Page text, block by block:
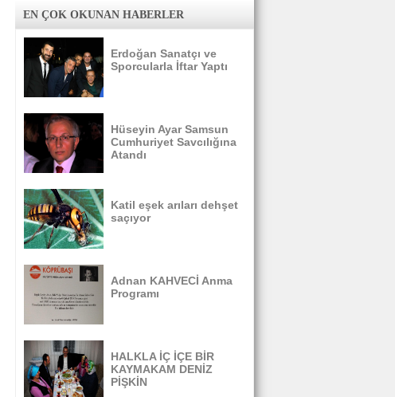
EN ÇOK OKUNAN HABERLER
Erdoğan Sanatçı ve
Sporcularla İftar Yaptı
Hüseyin Ayar Samsun
Cumhuriyet Savcılığına
Atandı
Katil eşek arıları dehşet
saçıyor
Adnan KAHVECİ Anma
Programı
HALKLA İÇ İÇE BİR
KAYMAKAM DENİZ
PİŞKİN